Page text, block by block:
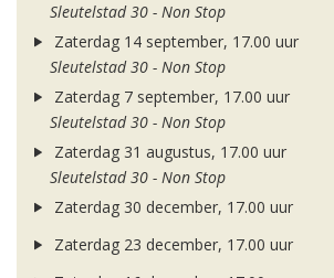
Sleutelstad 30 - Non Stop
Zaterdag 14 september, 17.00 uur
Sleutelstad 30 - Non Stop
Zaterdag 7 september, 17.00 uur
Sleutelstad 30 - Non Stop
Zaterdag 31 augustus, 17.00 uur
Sleutelstad 30 - Non Stop
Zaterdag 30 december, 17.00 uur
Zaterdag 23 december, 17.00 uur